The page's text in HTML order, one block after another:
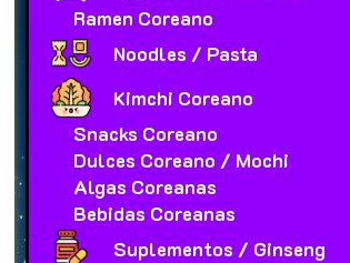
Ramen Coreano
Noodles / Pasta
Kimchi Coreano
Snacks Coreano
Dulces Coreano / Mochi
Algas Coreanas
Bebidas Coreanas
Suplementos / Ginseng